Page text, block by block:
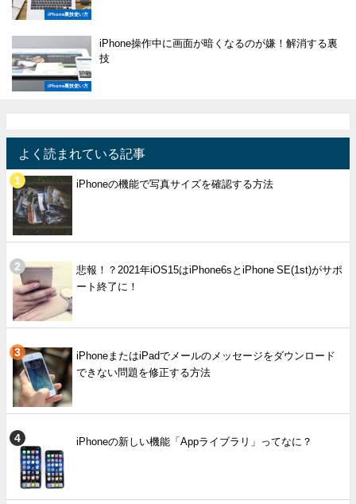
iPhone裏技使い方
iPhone裏技使い方
iPhone操作中に画面が暗くなるのが嫌！解消する裏
技
よく読まれている記事
iPhoneの機能で写真サイズを確認する方法
悲報！？2021年iOS15はiPhone6sとiPhone SE(1st)がサポ
ート終了に！
iPhoneまたはiPadでメールのメッセージをダウンロード
できない問題を修正する方法
iPhoneの新しい機能「Appライブラリ」ってなに？